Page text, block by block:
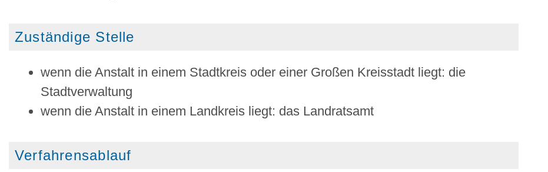
Zuständige Stelle
wenn die Anstalt in einem Stadtkreis oder einer Großen Kreisstadt liegt: die
Stadtverwaltung
wenn die Anstalt in einem Landkreis liegt: das Landratsamt
Verfahrensablauf